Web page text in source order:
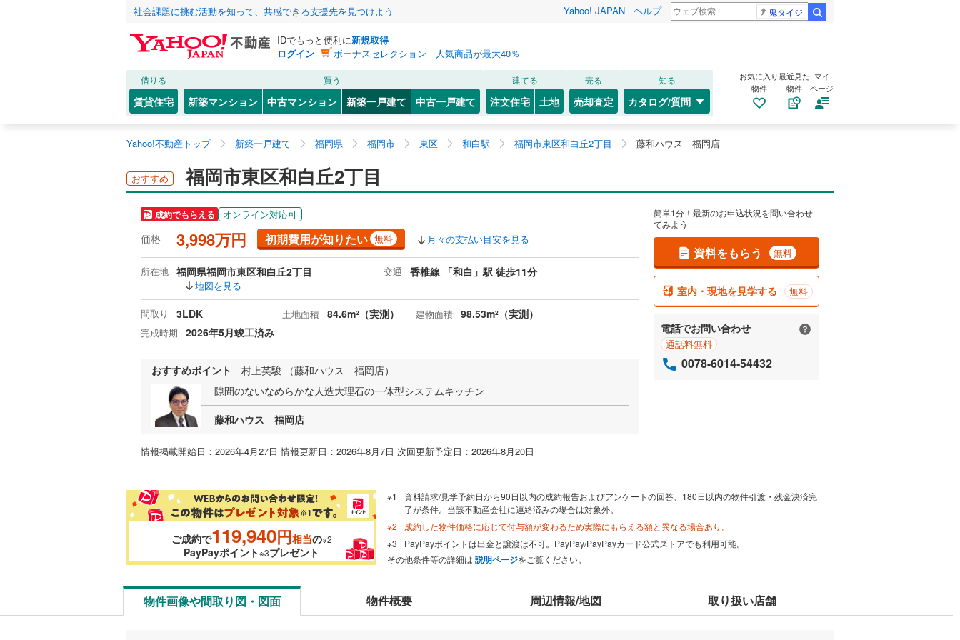
社会課題に挑む活動を知って、共感できる支援先を見つけよう Yahoo! JAPAN ヘルプ 鬼タイジ
IDでもっと便利に新規取得
ログイン
ボーナスセレクション 人気商品が最大40％
借りる
賃貸住宅
買う
新築マンション 中古マンション 新築一戸建て 中古一戸建て
建てる
注文住宅 土地
売る
売却査定
知る
カタログ/質問
お気に入り
物件
最近見た
物件
マイ
ページ
Yahoo!不動産トップ 新築一戸建て 福岡県 福岡市 東区 和白駅 福岡市東区和白丘2丁目 藤和ハウス 福岡店
おすすめ 福岡市東区和白丘2丁目
成約でもらえる オンライン対応可
価格 3,998万円 初期費用が知りたい 無料 月々の支払い目安を見る
所在地 福岡県福岡市東区和白丘2丁目
地図を見る
交通 香椎線 「和白」駅 徒歩11分
間取り 3LDK 土地面積 84.6m2 （実測） 建物面積 98.53m2 （実測）
完成時期 2026年5月竣工済み
おすすめポイント
村上英駿 （藤和ハウス 福岡店）
隙間のないなめらかな人造大理石の一体型システムキッチン
藤和ハウス 福岡店
情報掲載開始日：2026年4月27日 情報更新日：2026年8月7日 次回更新予定日：2026年8月20日
簡単1分！最新のお申込状況を問い合わせ
てみよう
資料をもらう 無料
室内・現地を見学する 無料
電話でお問い合わせ
通話料無料
0078-6014-54432
ご成約で119,940円相当の※2
PayPayポイント※3プレゼント
資料請求/見学予約日から90日以内の成約報告およびアンケートの回答、180日以内の物件引渡・残金決済完
了が条件。当該不動産会社に連絡済みの場合は対象外。
成約した物件価格に応じて付与額が変わるため実際にもらえる額と異なる場合あり。
PayPayポイントは出金と譲渡は不可。PayPay/PayPayカード公式ストアでも利用可能。
その他条件等の詳細は 説明ページをご覧ください。
物件画像や間取り図・図面 物件概要 周辺情報/地図 取り扱い店舗